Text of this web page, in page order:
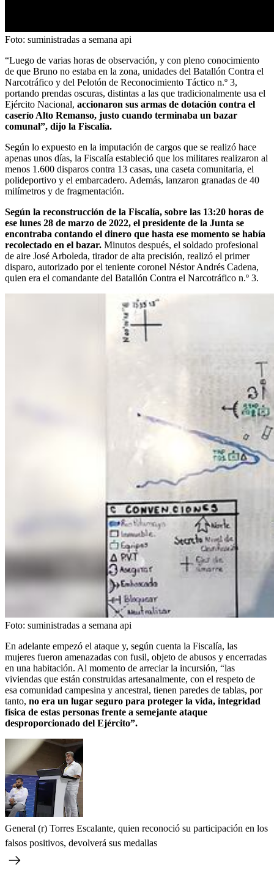
Foto: suministradas a semana api
“Luego de varias horas de observación, y con pleno conocimiento
de que Bruno no estaba en la zona, unidades del Batallón Contra el
Narcotráfico y del Pelotón de Reconocimiento Táctico n.º 3,
portando prendas oscuras, distintas a las que tradicionalmente usa el
Ejército Nacional, accionaron sus armas de dotación contra el
caserío Alto Remanso, justo cuando terminaba un bazar
comunal”, dijo la Fiscalía.
Según lo expuesto en la imputación de cargos que se realizó hace
apenas unos días, la Fiscalía estableció que los militares realizaron al
menos 1.600 disparos contra 13 casas, una caseta comunitaria, el
polideportivo y el embarcadero. Además, lanzaron granadas de 40
milímetros y de fragmentación.
Según la reconstrucción de la Fiscalía, sobre las 13:20 horas de
ese lunes 28 de marzo de 2022, el presidente de la Junta se
encontraba contando el dinero que hasta ese momento se había
recolectado en el bazar. Minutos después, el soldado profesional
de aire José Arboleda, tirador de alta precisión, realizó el primer
disparo, autorizado por el teniente coronel Néstor Andrés Cadena,
quien era el comandante del Batallón Contra el Narcotráfico n.º 3.
Foto: suministradas a semana api
En adelante empezó el ataque y, según cuenta la Fiscalía, las
mujeres fueron amenazadas con fusil, objeto de abusos y encerradas
en una habitación. Al momento de arreciar la incursión, “las
viviendas que están construidas artesanalmente, con el respeto de
esa comunidad campesina y ancestral, tienen paredes de tablas, por
tanto, no era un lugar seguro para proteger la vida, integridad
física de estas personas frente a semejante ataque
desproporcionado del Ejército”.
General (r) Torres Escalante, quien reconoció su participación en los
falsos positivos, devolverá sus medallas